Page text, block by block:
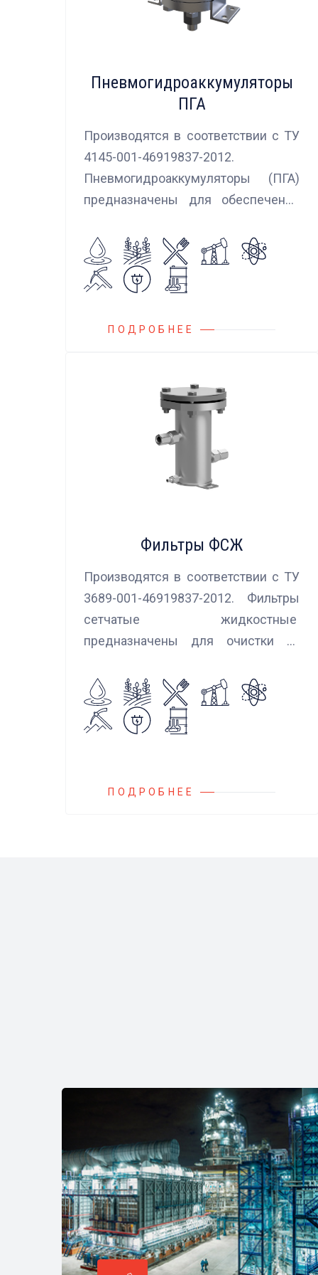
Пневмогидроаккумуляторы
ПГА
Производятся в соответствии с ТУ
4145-001-46919837-2012.
Пневмогидроаккумуляторы (ПГА)
предназначены для обеспечения
колебаний потока жидкости,
возникающих в гидравлических
системах.
ПОДРОБНЕЕ
Фильтры ФСЖ
Производятся в соответствии с ТУ
3689-001-46919837-2012. Фильтры
сетчатые жидкостные
предназначены для очистки от
агрессивных, токсичных и вредных
жидкостей, эмульсий и суспензий.
Фильтры устанавливаются
и установок.
ПОДРОБНЕЕ